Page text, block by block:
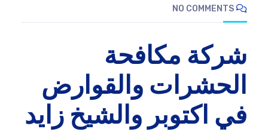
NO COMMENTS
شركة مكافحة
الحشرات والقوارض
في اكتوبر والشيخ زايد